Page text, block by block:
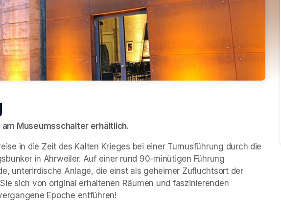
Museumsschalter erhältlich.
in die Zeit des Kalten Krieges bei einer Turnusführung durch die
in Ahrweiler. Auf einer rund 90-minütigen Führung
unterirdische Anlage, die einst als geheimer Zufluchtsort der
sich von original erhaltenen Räumen und faszinierenden
Epoche entführen!